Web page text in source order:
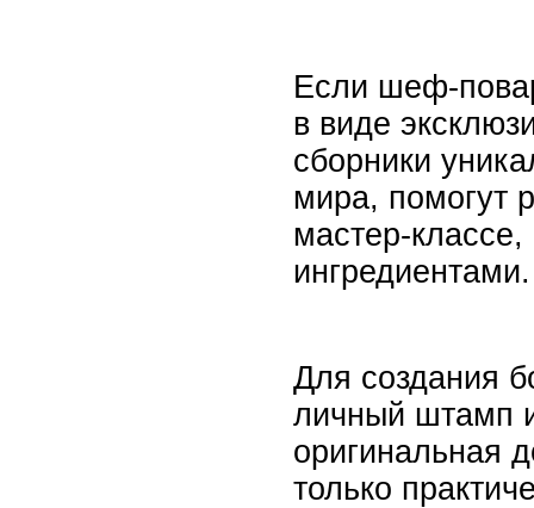
Если шеф-
в виде
сборники
мира, помогут
мастер-
ингредиентами.
Для создания
личный штамп
оригинальная
только